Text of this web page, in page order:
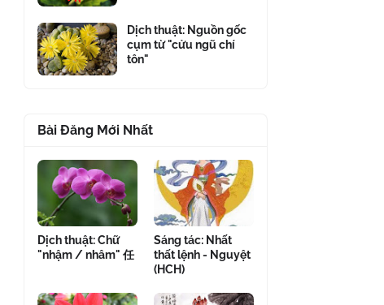
Dịch thuật: Nguồn gốc
cụm từ "cửu ngũ chí
tôn"
Bài Đăng Mới Nhất
Dịch thuật: Chữ
"nhậm / nhâm" 任
Sáng tác: Nhất
thất lệnh - Nguyệt
(HCH)